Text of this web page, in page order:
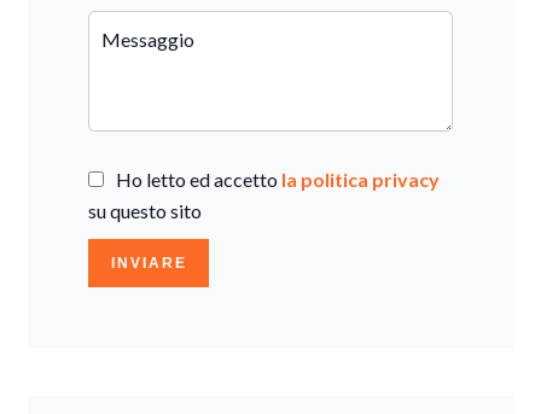
Ho letto ed accetto la politica privacy
su questo sito
INVIARE